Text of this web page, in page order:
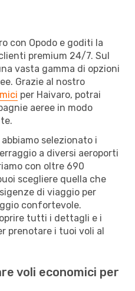
con Opodo e goditi la
premium 24/7. Sul
vasta gamma di opzioni
Grazie al nostro
per Haivaro, potrai
aeree in modo
selezionato i
a diversi aeroporti
con oltre 690
scegliere quella che
di viaggio per
confortevole.
tutti i dettagli e i
prenotare i tuoi voli al
voli economici per